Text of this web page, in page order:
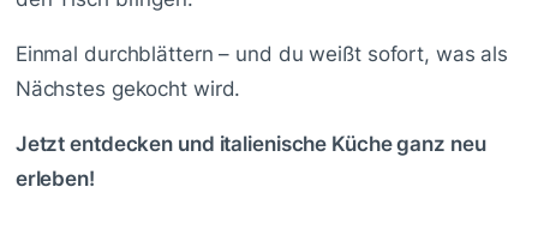
Einmal durchblättern – und du weißt sofort, was als
Nächstes gekocht wird.
Jetzt entdecken und italienische Küche ganz neu
erleben!